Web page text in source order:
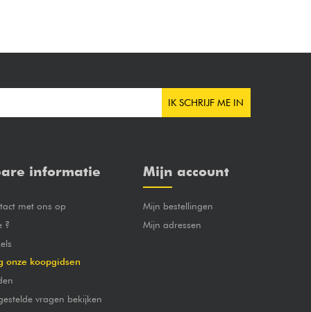
IK SCHRIJF ME IN
informatie
met ons op
?
onze koopgidsen
vragen bekijken
Mijn account
Mijn bestellingen
Mijn adressen